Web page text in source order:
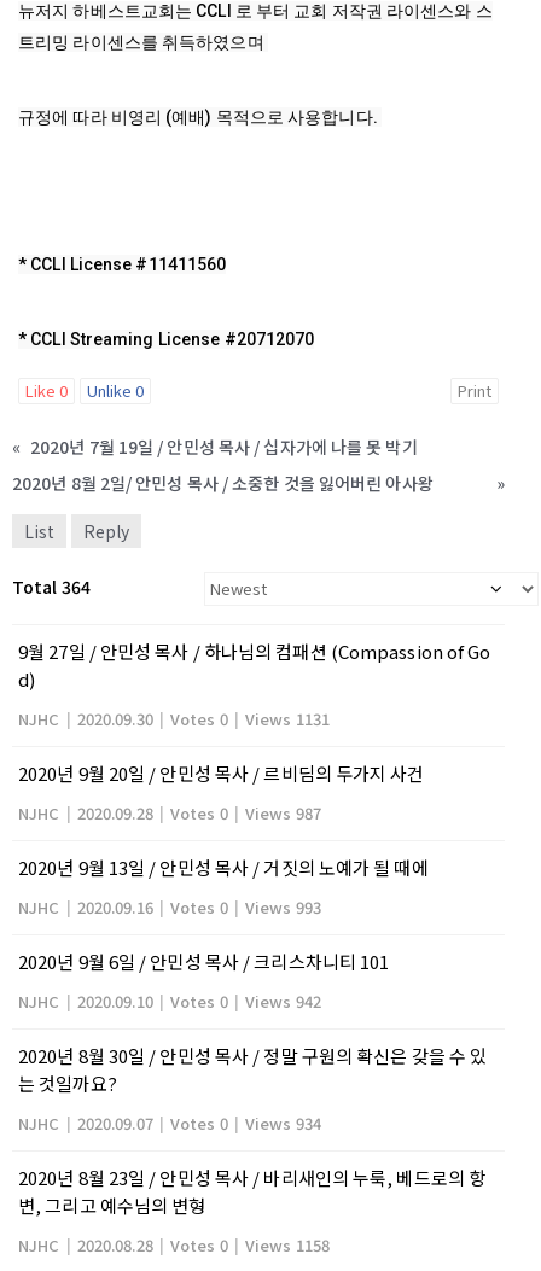
뉴저지 하베스트교회는 CCLI 로 부터 교회 저작권 라이센스와 스
트리밍 라이센스를 취득하였으며
규정에 따라 비영리 (예배) 목적으로 사용합니다.
* CCLI License #11411560
* CCLI Streaming License #20712070
Like 0 Unlike0 Print
« 2020년 7월 19일 / 안민성 목사 / 십자가에 나를 못 박기
2020년 8월 2일/ 안민성 목사 / 소중한 것을 잃어버린 아사왕
»
List
Reply
Total 364
9월 27일 / 안민성 목사 / 하나님의 컴패션 (Compassion of Go
d)
NJHC | 2020.09.30 | Votes 0 | Views 1131
2020년 9월 20일 / 안민성 목사 / 르비딤의 두가지 사건
NJHC | 2020.09.28 | Votes 0 | Views 987
2020년 9월 13일 / 안민성 목사 / 거짓의 노예가 될 때에
NJHC | 2020.09.16 | Votes 0 | Views 993
2020년 9월 6일 / 안민성 목사 / 크리스차니티 101
NJHC | 2020.09.10 | Votes 0 | Views 942
2020년 8월 30일 / 안민성 목사 / 정말 구원의 확신은 갖을 수 있
는 것일까요?
NJHC | 2020.09.07 | Votes 0 | Views 934
2020년 8월 23일 / 안민성 목사 / 바리새인의 누룩, 베드로의 항
변, 그리고 예수님의 변형
NJHC | 2020.08.28 | Votes 0 | Views 1158